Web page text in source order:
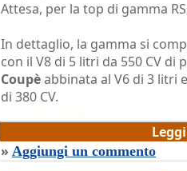
Attesa, per la top di gamma
In dettaglio, la gamma si
con il V8 di 5 litri da 550 CV di
Coupèabbinata al V6 di 3 litri
di 380 CV.
» Aggiungi un commento